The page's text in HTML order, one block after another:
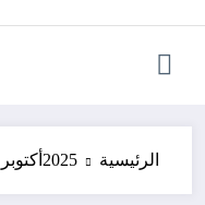
الرئيسية 2025 أكتوبر